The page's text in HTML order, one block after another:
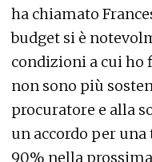
ha chiamato
budget si è
condizioni a cui ho
non sono più
procuratore e alla
un accordo per
90% nella